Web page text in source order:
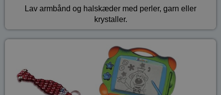
Lav armbånd og halskæder med perler, garn eller
krystaller.